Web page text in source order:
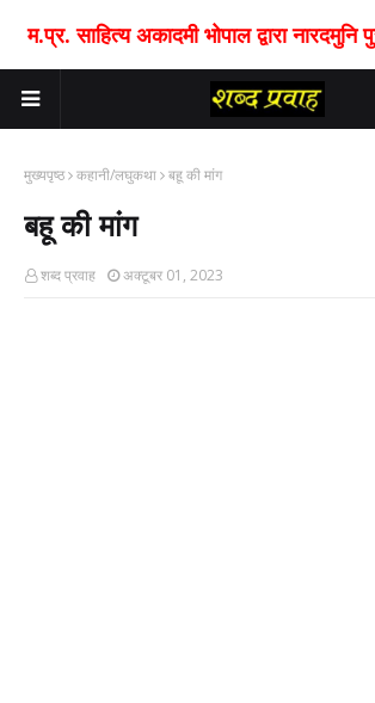
म.प्र. साहित्य अकादमी भोपाल द्वारा
मुख्यपृष्ठ कहानी/लघुकथा बहू की मांग
बहू की मांग
शब्द प्रवाह अक्टूबर 01, 2023